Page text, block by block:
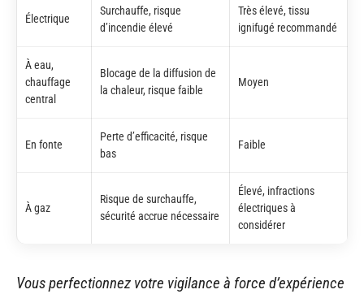
Électrique
Surchauffe, risque
d’incendie élevé
Très élevé, tissu
ignifugé recommandé
À eau,
chauffage
central
Blocage de la diffusion de
la chaleur, risque faible
Moyen
En fonte
Perte d’efficacité, risque
bas
Faible
À gaz
Risque de surchauffe,
sécurité accrue nécessaire
Élevé, infractions
électriques à
considérer
Vous perfectionnez votre vigilance à force d’expérience